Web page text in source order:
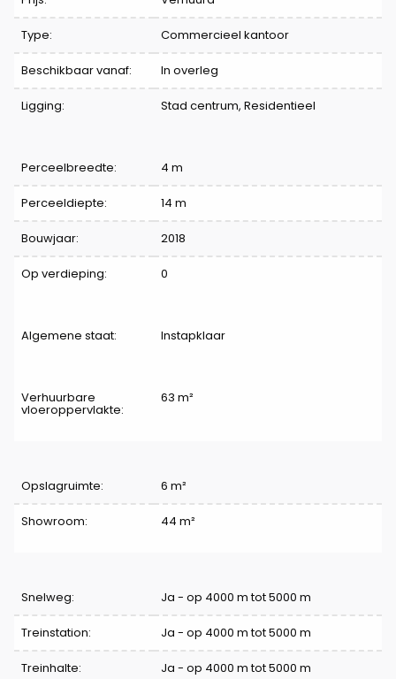
Type: Commercieel kantoor
Beschikbaar vanaf: In overleg
Ligging: Stad centrum, Residentieel
Perceelbreedte: 4 m
Perceeldiepte: 14 m
Bouwjaar: 2018
Op verdieping: 0
Algemene staat: Instapklaar
Verhuurbare
vloeroppervlakte:
63 m²
Indeling
Opslagruimte: 6 m²
Showroom: 44 m²
Comfort
Snelweg: Ja - op 4000 m tot 5000 m
Treinstation: Ja - op 4000 m tot 5000 m
Treinhalte: Ja - op 4000 m tot 5000 m